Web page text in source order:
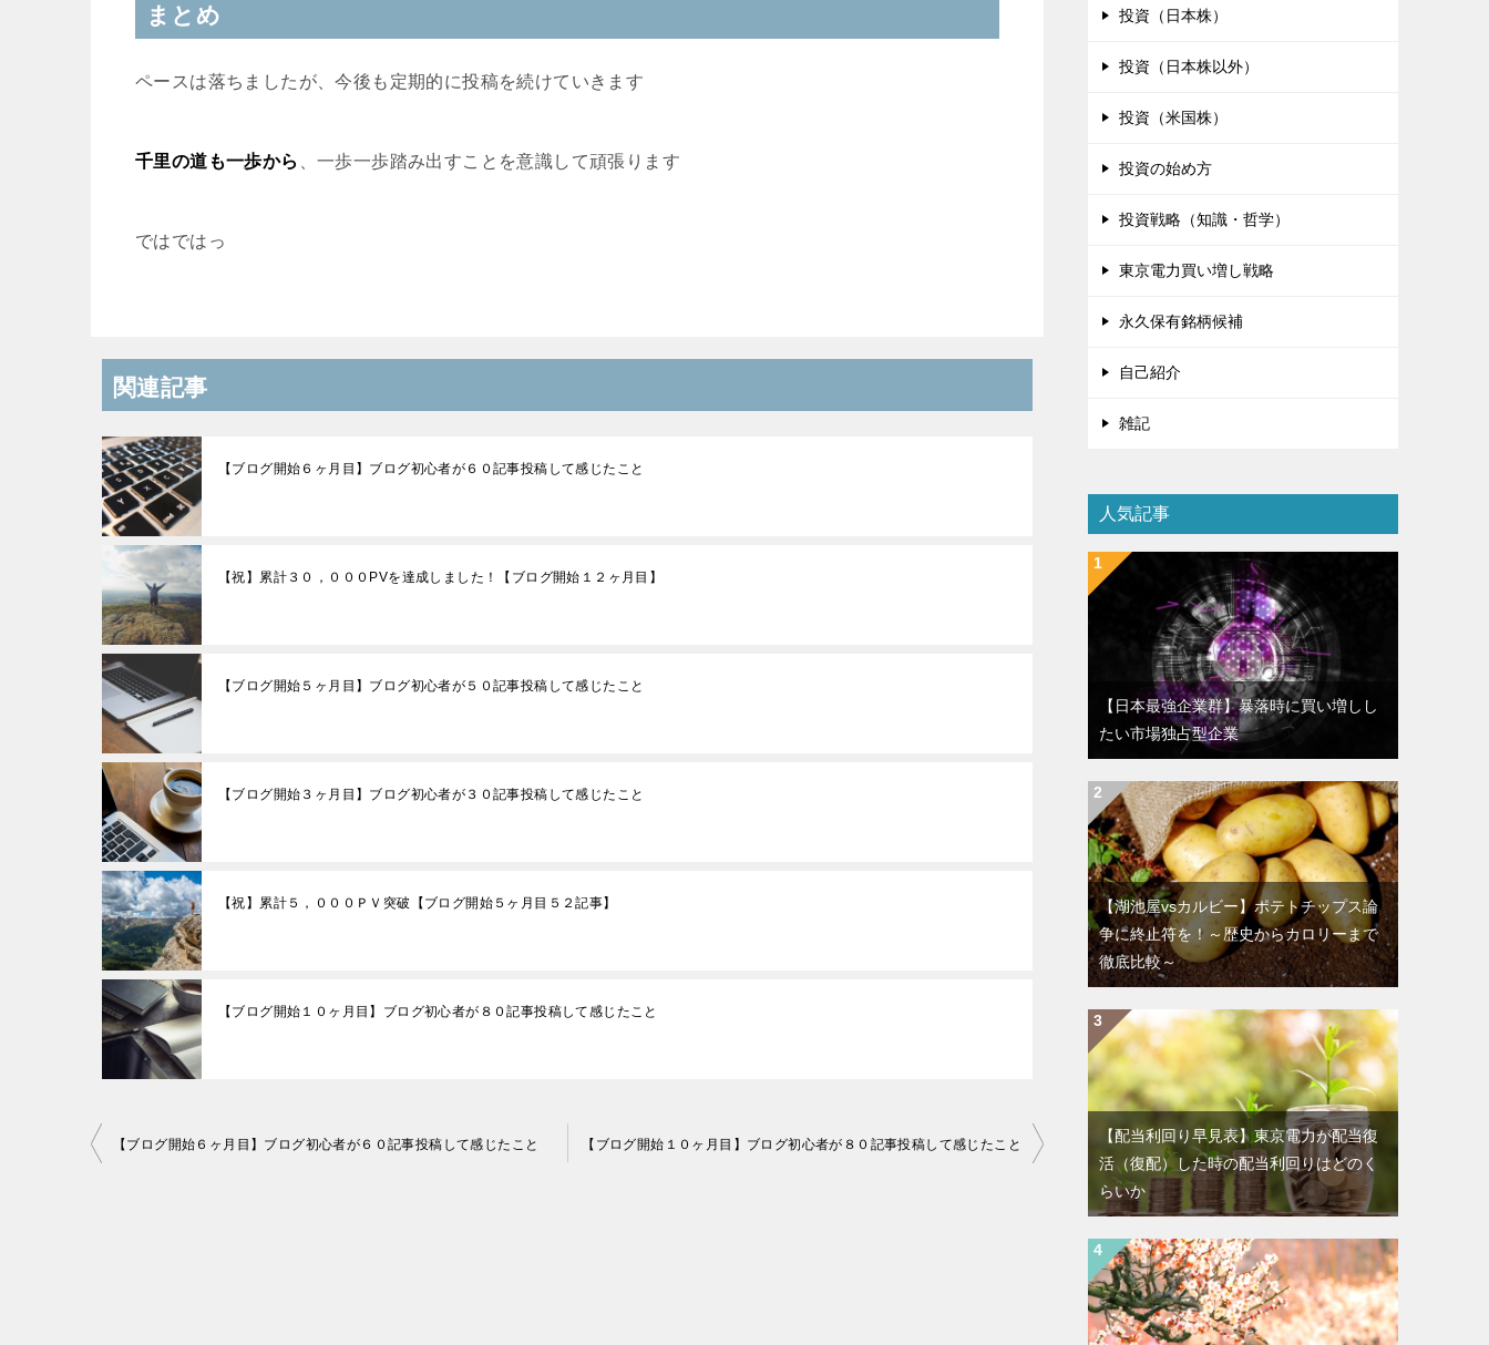
まとめ
ペースは落ちましたが、今後も定期的に投稿を続けていきます
千里の道も一歩から 、一歩一歩踏み出すことを意識して頑張ります
ではではっ
関連記事
【ブログ開始６ヶ月目】ブログ初心者が６０記事投稿して感じたこと
【祝】累計３０，０００PVを達成しました！【ブログ開始１２ヶ月目】
【ブログ開始５ヶ月目】ブログ初心者が５０記事投稿して感じたこと
【ブログ開始３ヶ月目】ブログ初心者が３０記事投稿して感じたこと
【祝】累計５，０００ＰＶ突破【ブログ開始５ヶ月目５２記事】
【ブログ開始１０ヶ月目】ブログ初心者が８０記事投稿して感じたこと
投
【ブログ開始６ヶ月目】ブログ初心者が６０記事投稿して感じたこと 【ブログ開始１０ヶ月目】ブログ初心者が８０記事投稿して感じたこと
投資（日本株）
投資（日本株以外）
投資（米国株）
投資の始め方
投資戦略（知識・哲学）
東京電力買い増し戦略
永久保有銘柄候補
自己紹介
雑記
人気記事
【日本最強企業群】暴落時に買い増しし
たい市場独占型企業
【湖池屋vsカルビー】ポテトチップス論
争に終止符を！～歴史からカロリーまで
徹底比較～
【配当利回り早見表】東京電力が配当復
活（復配）した時の配当利回りはどのく
らいか